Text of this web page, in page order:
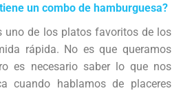
un combo de hamburguesa?
uno de los platos favoritos de los
rápida. No es que queramos
es necesario saber lo que nos
cuando hablamos de placeres